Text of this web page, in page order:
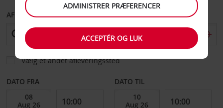
AFHENT FRA
Vælg et andet afleveringssted
DATO FRA DATO TIL
ADMINISTRER PRÆFERENCER
ACCEPTÉR OG LUK